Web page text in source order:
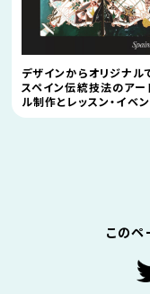
デザインからオリジナル
スペイン伝統技法のアー
ル制作とレッスン・イベ
この